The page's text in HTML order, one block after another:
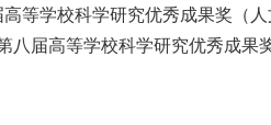
高等学校科学研究优秀成果奖（
八届高等学校科学研究优秀成果